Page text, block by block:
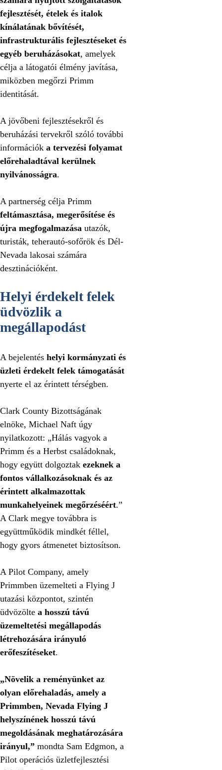
fejlesztését, ételek és italok
kínálatának bővítését,
infrastrukturális fejlesztéseket és
egyéb beruházásokat, amelyek
célja a látogatói élmény javítása,
miközben megőrzi Primm
identitását.
A jövőbeni fejlesztésekről és
beruházási tervekről szóló további
információk a tervezési folyamat
előrehaladtával kerülnek
nyilvánosságra.
A partnerség célja Primm
feltámasztása, megerősítése és
újra megfogalmazása utazók,
turisták, teherautó-sofőrök és Dél-
Nevada lakosai számára
desztinációként.
Helyi érdekelt felek
üdvözlik a
megállapodást
A bejelentés helyi kormányzati és
üzleti érdekelt felek támogatását
nyerte el az érintett térségben.
Clark County Bizottságának
elnöke, Michael Naft úgy
nyilatkozott: „Hálás vagyok a
Primm és a Herbst családoknak,
hogy együtt dolgoztak ezeknek a
fontos vállalkozásoknak és az
érintett alkalmazottak
munkahelyeinek megőrzéséért.”
A Clark megye továbbra is
együttműködik mindkét féllel,
hogy gyors átmenetet biztosítson.
A Pilot Company, amely
Primmben üzemelteti a Flying J
utazási központot, szintén
üdvözölte a hosszú távú
üzemeltetési megállapodás
létrehozására irányuló
erőfeszítéseket.
„Növelik a reményünket az
olyan előrehaladás, amely a
Primmben, Nevada Flying J
helyszínének hosszú távú
megoldásának meghatározására
irányul,” mondta Sam Edgmon, a
Pilot operációs üzletfejlesztési